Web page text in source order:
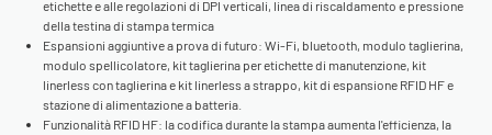
etichette e alle regolazioni di DPI verticali, linea di riscaldamento e pressione
della testina di stampa termica
Espansioni aggiuntive a prova di futuro: Wi-Fi, bluetooth, modulo taglierina,
modulo spellicolatore, kit taglierina per etichette di manutenzione, kit
linerless con taglierina e kit linerless a strappo, kit di espansione RFID HF e
stazione di alimentazione a batteria.
Funzionalità RFID HF: la codifica durante la stampa aumenta l'efficienza, la